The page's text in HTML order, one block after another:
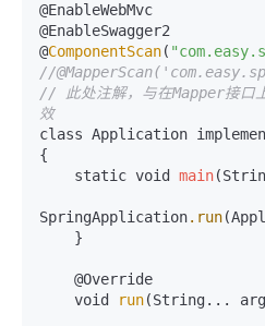
@EnableWebMvc
@EnableSwagger2
@ComponentScan(
//
// 此处注解，与在Mapper接口
效
class Application
{
    static void
main
SpringApplication.run
    void
run(String...